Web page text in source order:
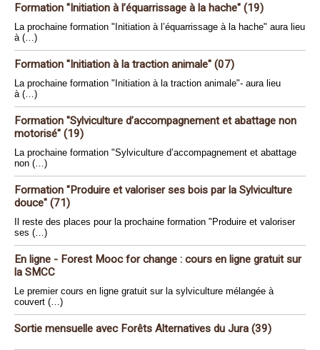
Formation "Initiation à l’équarrissage à la hache" (19)
La prochaine formation "Initiation à l’équarrissage à la hache" aura lieu
à (…)
Formation "Initiation à la traction animale" (07)
La prochaine formation "Initiation à la traction animale"- aura lieu
à (…)
Formation "Sylviculture d’accompagnement et abattage non
motorisé" (19)
La prochaine formation "Sylviculture d’accompagnement et abattage
non (…)
Formation "Produire et valoriser ses bois par la Sylviculture
douce" (71)
Il reste des places pour la prochaine formation "Produire et valoriser
ses (…)
En ligne - Forest Mooc for change : cours en ligne gratuit sur
la SMCC
Le premier cours en ligne gratuit sur la sylviculture mélangée à
couvert (…)
Sortie mensuelle avec Forêts Alternatives du Jura (39)